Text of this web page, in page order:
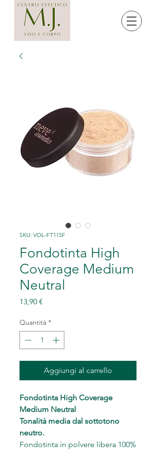
SKU: VOL-FT115F
Fondotinta High
Coverage Medium
Neutral
13,90 €
Quantità *
Aggiungi al carrello
Fondotinta High Coverage
Medium Neutral
Tonalità media dal sottotono
neutro.
Fondotinta in polvere libera 100%